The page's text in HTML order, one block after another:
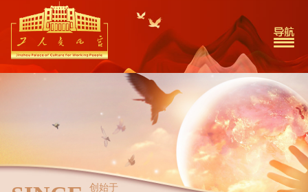
创始于